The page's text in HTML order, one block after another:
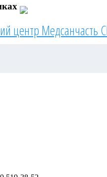
центр Медсанчасть